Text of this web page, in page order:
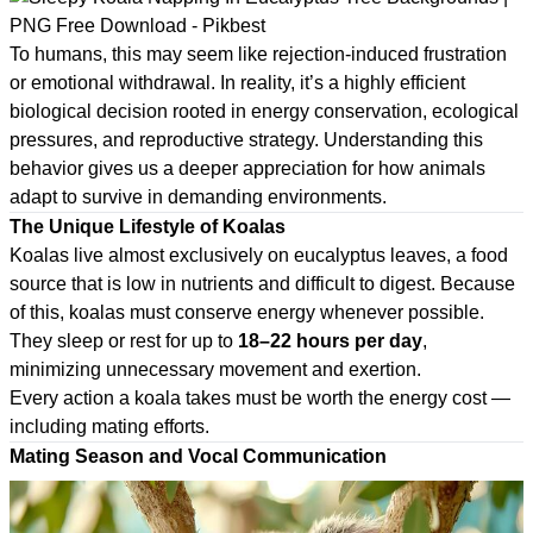
To humans, this may seem like rejection-induced frustration
or emotional withdrawal. In reality, it’s a highly efficient
biological decision rooted in energy conservation, ecological
pressures, and reproductive strategy. Understanding this
behavior gives us a deeper appreciation for how animals
adapt to survive in demanding environments.
The Unique Lifestyle of Koalas
Koalas live almost exclusively on eucalyptus leaves, a food
source that is low in nutrients and difficult to digest. Because
of this, koalas must conserve energy whenever possible.
They sleep or rest for up to 18–22 hours per day,
minimizing unnecessary movement and exertion.
Every action a koala takes must be worth the energy cost —
including mating efforts.
Mating Season and Vocal Communication